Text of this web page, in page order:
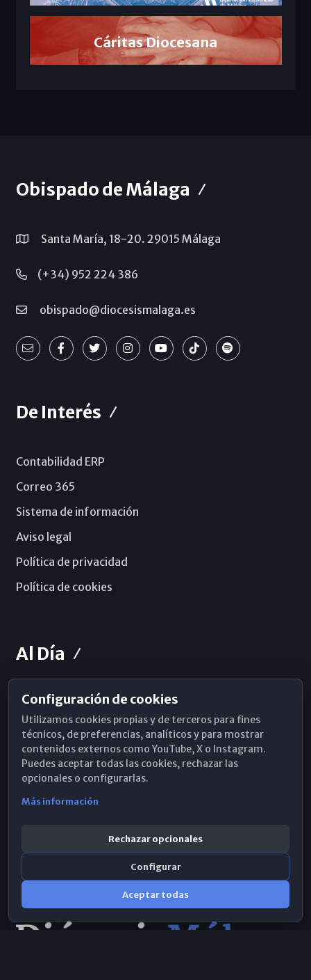
Cáritas Diocesana
Obispado de Málaga
Santa María, 18-20. 29015 Málaga
(+34) 952 224 386
obispado@diocesismalaga.es
De Interés
Contabilidad ERP
Correo 365
Sistema de información
Aviso legal
Política de privacidad
Política de cookies
Al Día
Horarios de Misa
Hemeroteca
WhatsApp
Configuración de cookies
Utilizamos cookies propias y de terceros para fines
técnicos, de preferencias, analíticos y para mostrar
contenidos externos como YouTube, X o Instagram.
Puedes aceptar todas las cookies, rechazar las
opcionales o configurarlas.
Más información
Rechazar opcionales
Configurar
Aceptar todas